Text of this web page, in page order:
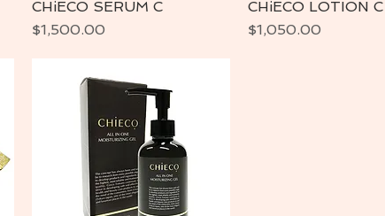
Vista rápida
CHiECO SERUM C
Precio
$1,500.00
Vista rápida
CHiECO LOTION C
Precio
$1,050.00